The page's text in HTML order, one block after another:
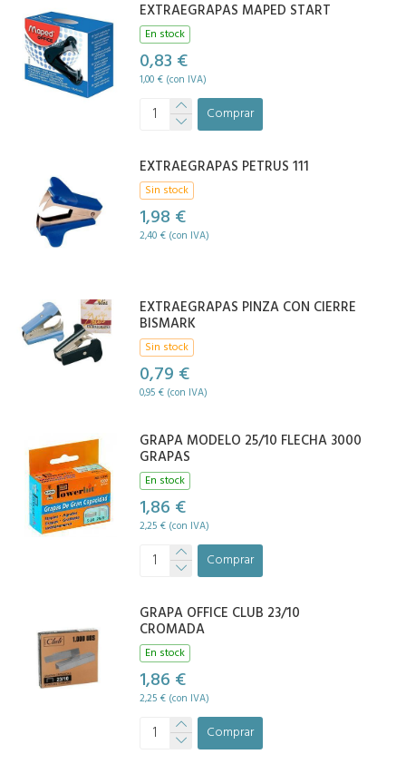
EXTRAEGRAPAS MAPED START
En stock
0,83 €
1,00 € (con IVA)
Comprar
EXTRAEGRAPAS PETRUS 111
Sin stock
1,98 €
2,40 € (con IVA)
EXTRAEGRAPAS PINZA CON CIERRE
BISMARK
Sin stock
0,79 €
0,95 € (con IVA)
GRAPA MODELO 25/10 FLECHA 3000
GRAPAS
En stock
1,86 €
2,25 € (con IVA)
Comprar
GRAPA OFFICE CLUB 23/10
CROMADA
En stock
1,86 €
2,25 € (con IVA)
Comprar